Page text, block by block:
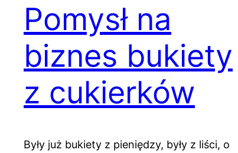
Pomysł na
biznes bukiety
z cukierków
Były już bukiety z pieniędzy, były z liści, o